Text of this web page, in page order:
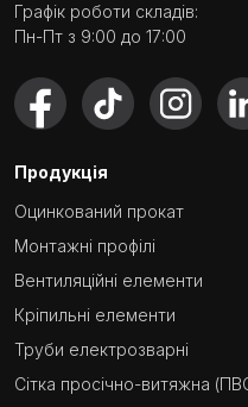
Графік роботи складів:
Пн-Пт з 9:00 до 17:00
Продукція
Оцинкований прокат
Монтажні профілі
Вентиляційні елементи
Кріпильні елементи
Труби електрозварні
Сітка просічно-витяжна